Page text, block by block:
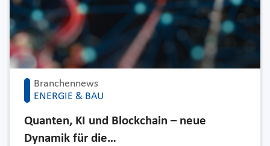
Branchennews
ENERGIE & BAU
Quanten, KI und Blockchain – neue
Dynamik für die…